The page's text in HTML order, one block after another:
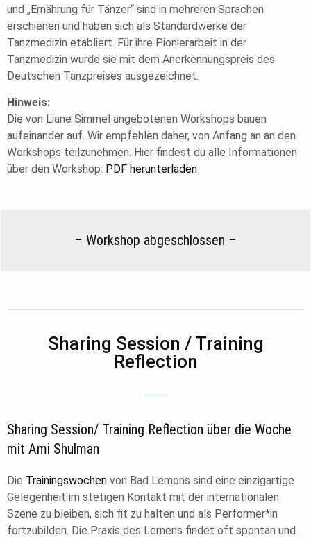
und „Ernährung für Tänzer“ sind in mehreren Sprachen
erschienen und haben sich als Standardwerke der
Tanzmedizin etabliert. Für ihre Pionierarbeit in der
Tanzmedizin wurde sie mit dem Anerkennungspreis des
Deutschen Tanzpreises ausgezeichnet.
Hinweis:
Die von Liane Simmel angebotenen Workshops bauen
aufeinander auf. Wir empfehlen daher, von Anfang an an den
Workshops teilzunehmen. Hier findest du alle Informationen
über den Workshop: PDF herunterladen
– Workshop abgeschlossen –
Sharing Session / Training
Reflection
Sharing Session/ Training Reflection über die Woche
mit Ami Shulman
Die Trainingswochen von Bad Lemons sind eine einzigartige
Gelegenheit im stetigen Kontakt mit der internationalen
Szene zu bleiben, sich fit zu halten und als Performer*in
fortzubilden. Die Praxis des Lernens findet oft spontan und